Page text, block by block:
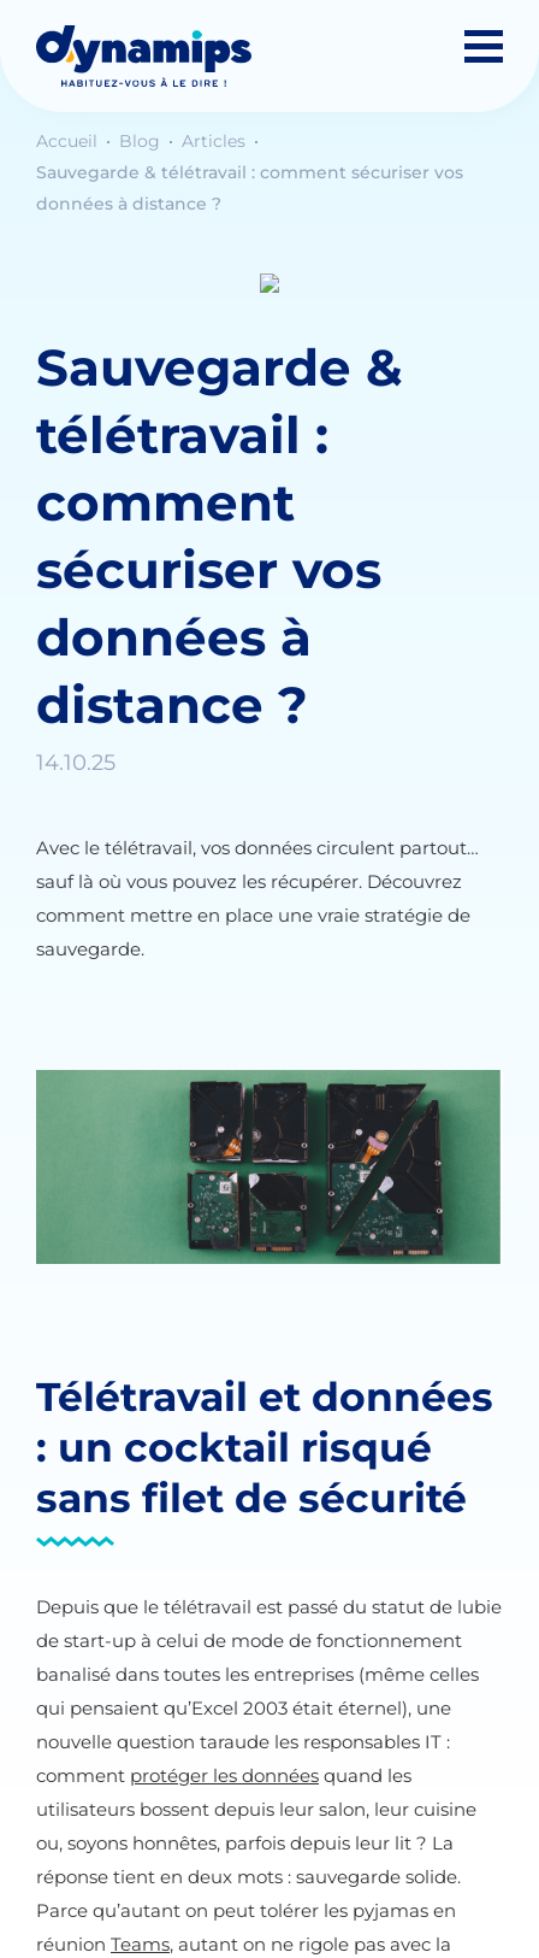
Accueil Blog
Articles
Sauvegarde & télétravail : comment sécuriser vos
données à distance ?
Sauvegarde &
télétravail :
comment
sécuriser vos
données à
distance ?
14.10.25
Avec le télétravail, vos données circulent partout…
sauf là où vous pouvez les récupérer. Découvrez
comment mettre en place une vraie stratégie de
sauvegarde.
Télétravail et données
: un cocktail risqué
sans filet de sécurité
Depuis que le télétravail est passé du statut de lubie
de start-up à celui de mode de fonctionnement
banalisé dans toutes les entreprises (même celles
qui pensaient qu’Excel 2003 était éternel), une
nouvelle question taraude les responsables IT :
comment protéger les données quand les
utilisateurs bossent depuis leur salon, leur cuisine
ou, soyons honnêtes, parfois depuis leur lit ? La
réponse tient en deux mots : sauvegarde solide.
Parce qu’autant on peut tolérer les pyjamas en
réunion Teams, autant on ne rigole pas avec la